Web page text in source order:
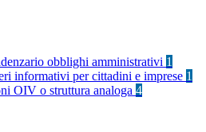
obblighi amministrativi 1
informativi per cittadini e imprese 1
OIV o struttura analoga 4